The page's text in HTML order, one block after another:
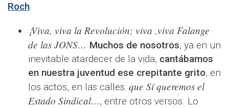
Roch.
¡Viva, viva la Revolución; viva ,viva Falange
de las JONS… Muchos de nosotros, ya en un
inevitable atardecer de la vida, cantábamos
en nuestra juventud ese crepitante grito, en
los actos, en las calles: que Sí queremos el
Estado Sindical…, entre otros versos. Lo